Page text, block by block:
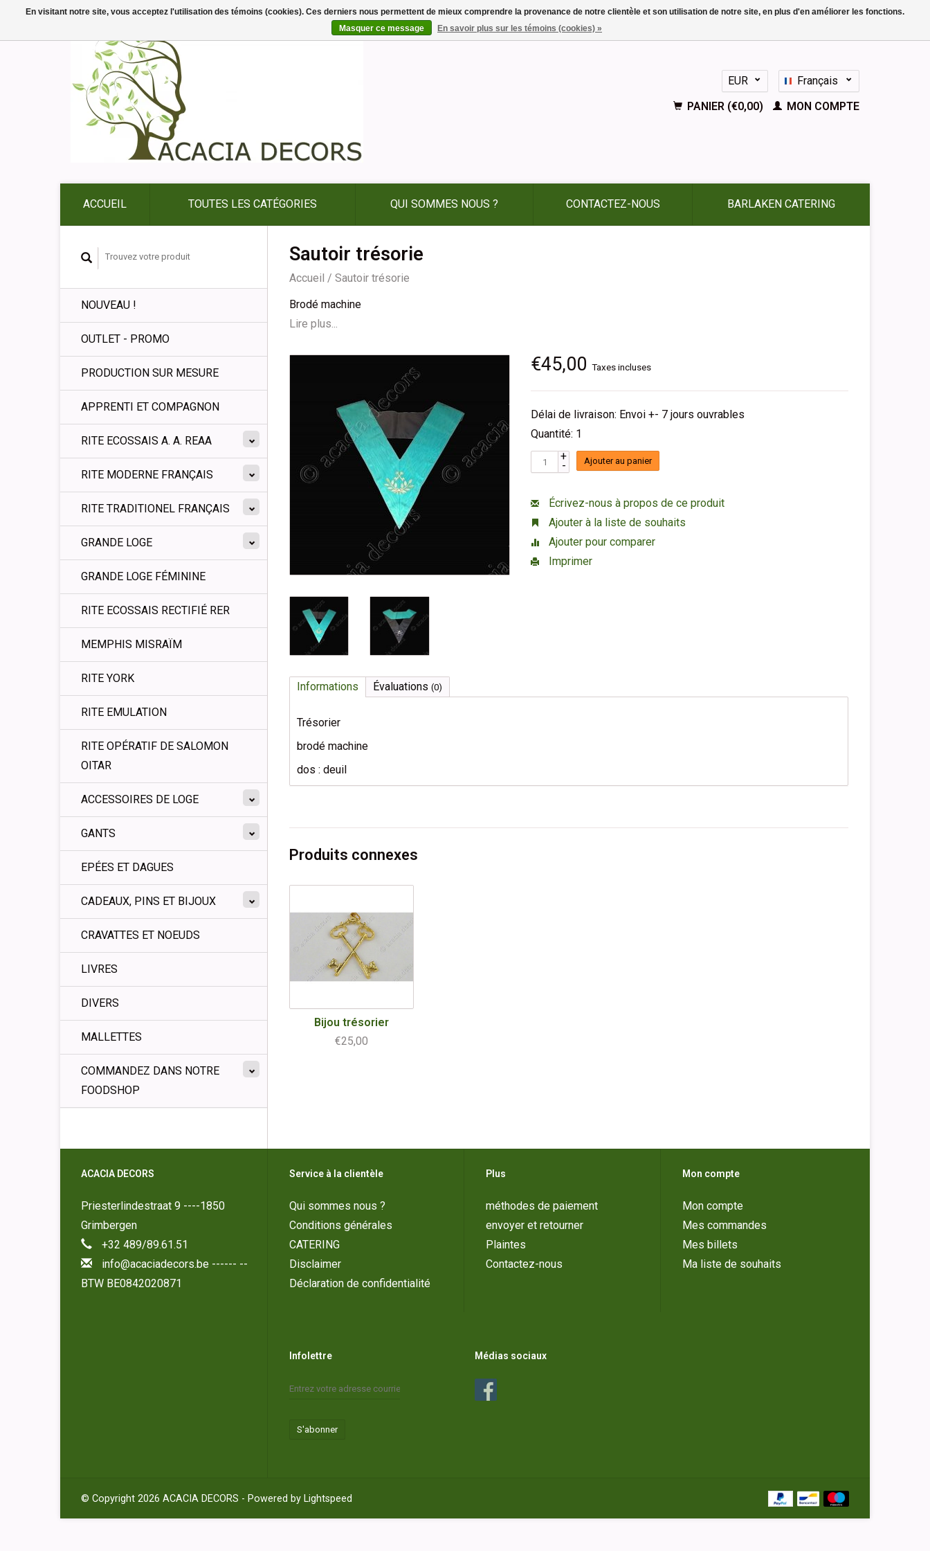
EUR
GBP
Français
Nederlands
Deutsch
PANIER (€0,00) MON COMPTE
ACCUEIL TOUTES LES CATÉGORIES QUI SOMMES NOUS ? CONTACTEZ-NOUS BARLAKEN CATERING
NOUVEAU !
OUTLET - PROMO
PRODUCTION SUR MESURE
APPRENTI ET COMPAGNON
RITE ECOSSAIS A. A. REAA
RITE MODERNE FRANÇAIS
RITE TRADITIONEL FRANÇAIS
GRANDE LOGE
GRANDE LOGE FÉMININE
RITE ECOSSAIS RECTIFIÉ RER
MEMPHIS MISRAÏM
RITE YORK
RITE EMULATION
RITE OPÉRATIF DE SALOMON
OITAR
ACCESSOIRES DE LOGE
GANTS
EPÉES ET DAGUES
CADEAUX, PINS ET BIJOUX
CRAVATTES ET NOEUDS
LIVRES
DIVERS
MALLETTES
COMMANDEZ DANS NOTRE
FOODSHOP
Sautoir trésorie
Accueil / Sautoir trésorie
Brodé machine
Lire plus...
€45,00Taxes incluses
Délai de livraison: Envoi +- 7 jours ouvrables
Quantité: 1
+
- Ajouter au panier
Écrivez-nous à propos de ce produit
Ajouter à la liste de souhaits
Ajouter pour comparer
Imprimer
Informations Évaluations (0)
Trésorier
brodé machine
dos : deuil
Produits connexes
Bijou trésorier
€25,00
ACACIA DECORS
Priesterlindestraat 9 ----1850
Grimbergen
+32 489/89.61.51
info@acaciadecors.be ------ --
BTW BE0842020871
Service à la clientèle
Qui sommes nous ?
Conditions générales
CATERING
Disclaimer
Déclaration de confidentialité
Plus
méthodes de paiement
envoyer et retourner
Plaintes
Contactez-nous
Mon compte
Mon compte
Mes commandes
Mes billets
Ma liste de souhaits
Infolettre
S'abonner
Médias sociaux
© Copyright 2026 ACACIA DECORS - Powered by Lightspeed
En visitant notre site, vous acceptez l'utilisation des témoins (cookies). Ces derniers nous permettent de mieux comprendre la provenance de notre clientèle et son utilisation de notre site, en plus d'en améliorer les fonctions.
Masquer ce message
En savoir plus sur les témoins (cookies) »